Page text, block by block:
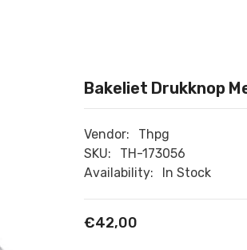
Bakeliet Drukknop
Vendor:
Thpg
SKU:
TH-173056
Availability:
In Stock
€42,00